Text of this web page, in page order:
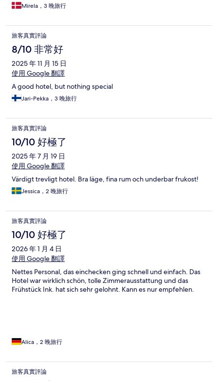
Mirela，3 晚旅行
旅客真實評論
8/10 非常好
2025 年 11 月 15 日
使用 Google 翻譯
A good hotel, but nothing special
Jari-Pekka，3 晚旅行
旅客真實評論
10/10 好極了
2025 年 7 月 19 日
使用 Google 翻譯
Värdigt trevligt hotel. Bra läge, fina rum och underbar frukost!
Jessica，2 晚旅行
旅客真實評論
10/10 好極了
2026 年 1 月 4 日
使用 Google 翻譯
Nettes Personal, das einchecken ging schnell und einfach. Das
Hotel war wirklich schön, tolle Zimmerausstattung und das
Frühstück Ink. hat sich sehr gelohnt. Kann es nur empfehlen.
Alica，2 晚旅行
旅客真實評論